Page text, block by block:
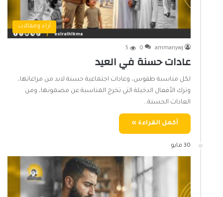
آراء ومقالات
ammanywj
0
5
عادات حسنة في العيد
لكل مناسبة طقوس، وعادات اجتماعية حسنة لابد من مراعاتها،
وترك الأفعال الدخيلة التي تخرج المناسبة عن مضمونها، ومن
العادات الحسنة…
أكمل القراءة »
30 مايو